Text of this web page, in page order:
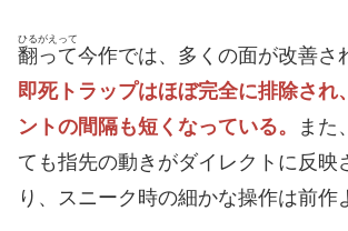
翻って
ひるがえって
今作では、多くの面が改善さ
即死トラップはほぼ完全に排除され
ントの間隔も短くなっている。
また
ても指先の動きがダイレクトに反映
り、スニーク時の細かな操作は前作